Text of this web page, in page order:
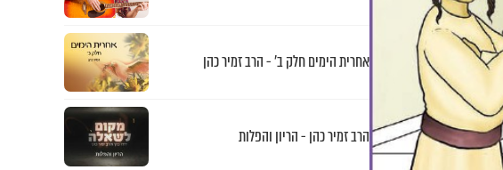
אחרית הימים חלק ב’ - הרב זמיר כהן
הרב זמיר כהן - הריון והפלות